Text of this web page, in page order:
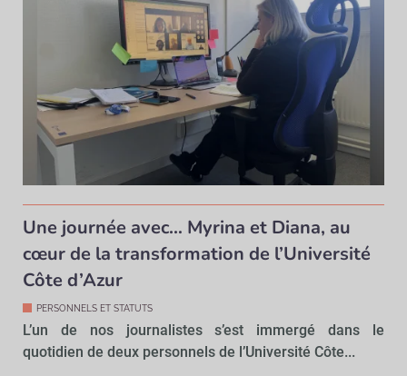
Une journée avec… Myrina et Diana, au
cœur de la transformation de l’Université
Côte d’Azur
PERSONNELS ET STATUTS
L’un de nos journalistes s’est immergé dans le
quotidien de deux personnels de l’Université Côte...